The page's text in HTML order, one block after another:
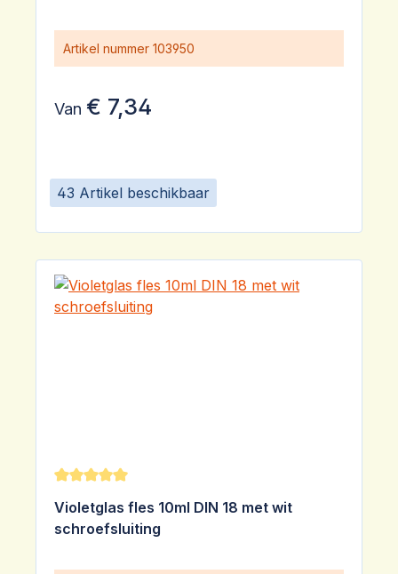
43 Artikel beschikbaar
Artikel nummer 103950
Van € 7,34
Gemiddelde waardering van 5 van 5 sterren
Violetglas fles 10ml DIN 18 met wit
schroefsluiting